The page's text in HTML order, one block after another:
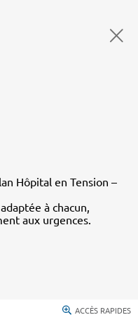
Hôpital en Tension –
à chacun,
aux urgences.
ACCÈS RAPIDES